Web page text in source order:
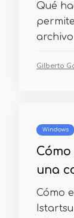
Qué
archivo
Gilberto
Windows
una
Cómo